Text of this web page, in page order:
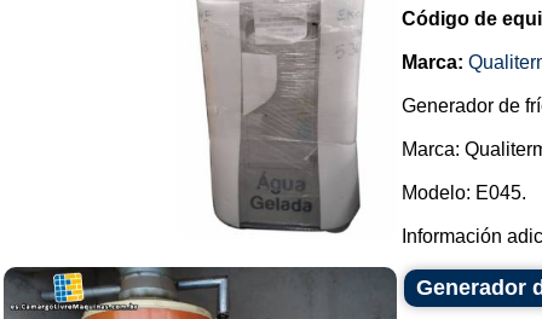
Código de
Marca:
Generador de
Marca:
Modelo: E045.
Información
Generador